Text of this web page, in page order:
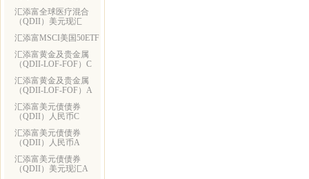
汇添富全球医疗混合
（QDII）美元现汇
汇添富MSCI美国50ETF
汇添富黄金及贵金属
（QDII-LOF-FOF）C
汇添富黄金及贵金属
（QDII-LOF-FOF）A
汇添富美元债债券
（QDII）人民币C
汇添富美元债债券
（QDII）人民币A
汇添富美元债债券
（QDII）美元现汇A